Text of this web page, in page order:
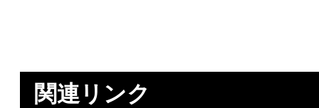
関連リンク